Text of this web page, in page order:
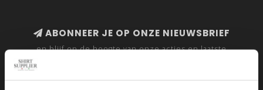
ABONNEER JE OP ONZE NIEUWSBRIEF
en blijf op de hoogte van onze acties en laatste